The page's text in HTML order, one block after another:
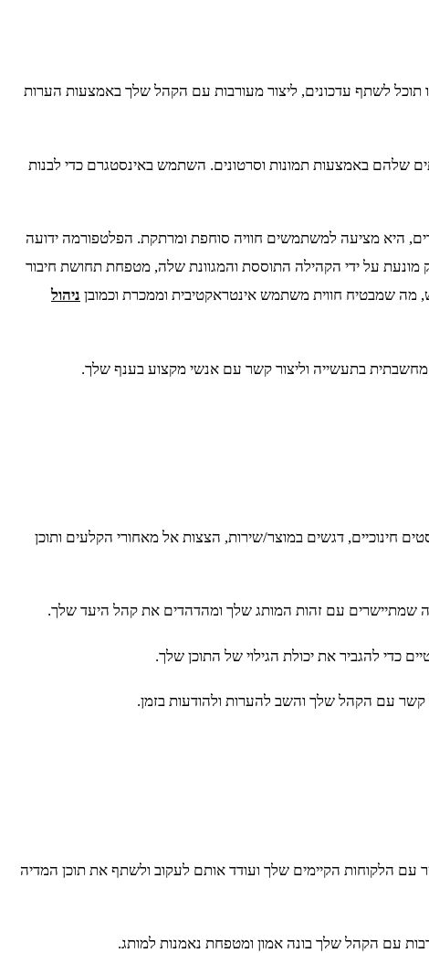
שלך שבו תוכל לשתף עדכונים, ליצור מעורבות עם הקהל שלך באמצעות הערות
שלהם באמצעות תמונות וסרטונים. השתמש באינסטגרם כדי לבנות
היא מציעה למשתמשים חוויה סוחפת ומרתקת. הפלטפורמה ידועה
על ידי הקהילה התוססת והמגוונת שלה, מטפחת תחושת חיבור
שמבטיח חווית משתמש אינטראקטיבית וממכרת וכמובן ניהול
חינוכיים, דגשים במוצר/שירות, הצצות אל מאחורי הקלעים ותוכן
שמתיישרים עם זהות המותג שלך ומהדהדים את קהל היעד שלך.
כדי להגביר את יכולת הגילוי של התוכן שלך.
קשר עם הקהל שלך והשב להערות ולהודעות בזמן.
הלקוחות הקיימים שלך ועודד אותם לעקוב ולשתף את תוכן המדיה
עם הקהל שלך בונה אמון ומטפחת נאמנות למותג.